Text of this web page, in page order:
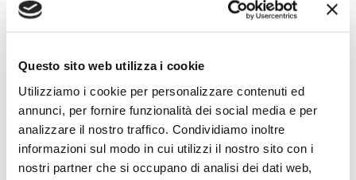
Questo sito web utilizza i cookie
Utilizziamo i cookie per personalizzare contenuti ed
annunci, per fornire funzionalità dei social media e per
analizzare il nostro traffico. Condividiamo inoltre
informazioni sul modo in cui utilizzi il nostro sito con i
nostri partner che si occupano di analisi dei dati web,
★★★★★
Volevo raccontarvi la nostra storia. Mia figlia studia con
Francesca Raimondi (La musica e Gioia) da diversi anni.
Abbiamo ordinato tutti i violini dalla ditta Denis Basin.
Mentre suonava, il ponticello si è rotto e questo ci ha
messo in grossi guai..